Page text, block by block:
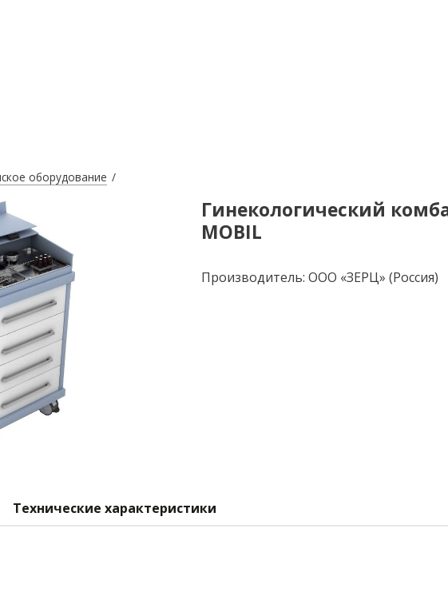
оборудование
Гинекологический
MOBIL
Производитель: ООО «ЗЕРЦ» (Россия)
Технические характеристики